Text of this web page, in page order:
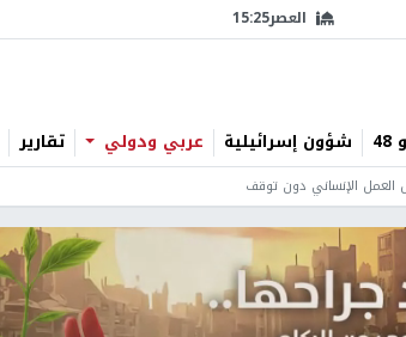
العصر15:25
شؤون إسرائيلية عربي ودولي تقارير
العمل الإنساني دون توقف